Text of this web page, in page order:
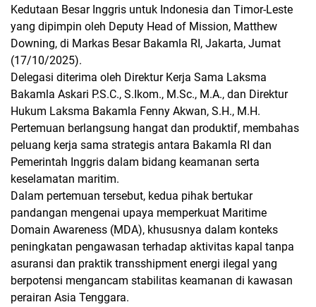
Kedutaan Besar Inggris untuk Indonesia dan Timor-Leste
yang dipimpin oleh Deputy Head of Mission, Matthew
Downing, di Markas Besar Bakamla RI, Jakarta, Jumat
(17/10/2025).
Delegasi diterima oleh Direktur Kerja Sama Laksma
Bakamla Askari P.S.C., S.Ikom., M.Sc., M.A., dan Direktur
Hukum Laksma Bakamla Fenny Akwan, S.H., M.H.
Pertemuan berlangsung hangat dan produktif, membahas
peluang kerja sama strategis antara Bakamla RI dan
Pemerintah Inggris dalam bidang keamanan serta
keselamatan maritim.
Dalam pertemuan tersebut, kedua pihak bertukar
pandangan mengenai upaya memperkuat Maritime
Domain Awareness (MDA), khususnya dalam konteks
peningkatan pengawasan terhadap aktivitas kapal tanpa
asuransi dan praktik transshipment energi ilegal yang
berpotensi mengancam stabilitas keamanan di kawasan
perairan Asia Tenggara.